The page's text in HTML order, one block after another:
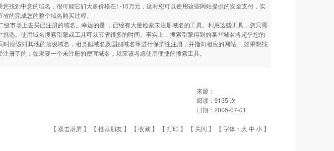
找到中意的域名，很可能它们大多价格在1-10万元，这时您可以使用这些网站提供的安全支付，实
的完成您的整个域名购买过程。
市场上去买已注册的域名。幸运的是 ，已经有大量检索未注册域名的工具。利用这些工具，您只需
选。使用域名搜索引擎或工具可以节省很多的时间。事实上，搜索引擎得到的某些域名将超乎您的
应该对其他的顶级域名，相类似域名及国别域名等进行保护性注册，并指向相应的网站。 如果想找
册了的；如果要一个未注册的便宜域名，就应该考虑使用便捷的搜索工具。
来源：
阅读： 9135 次
日期： 2006-07-01
【 双击滚屏 】 【 推荐朋友 】 【 收藏 】 【 打印 】 【 关闭 】 【 字体： 大中 小 】